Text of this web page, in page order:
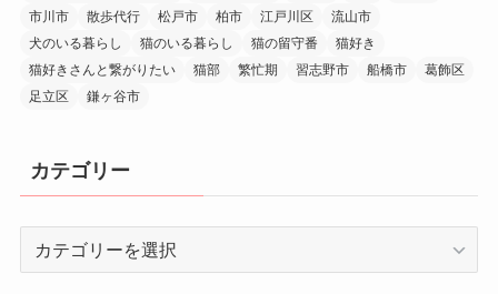
市川市
散歩代行 松戸市 柏市 江戸川区
流山市
犬のいる暮らし
猫のいる暮らし 猫の留守番
猫好き
猫好きさんと繋がりたい
猫部 繁忙期 習志野市 船橋市
葛飾区
足立区
鎌ヶ谷市
カテゴリー